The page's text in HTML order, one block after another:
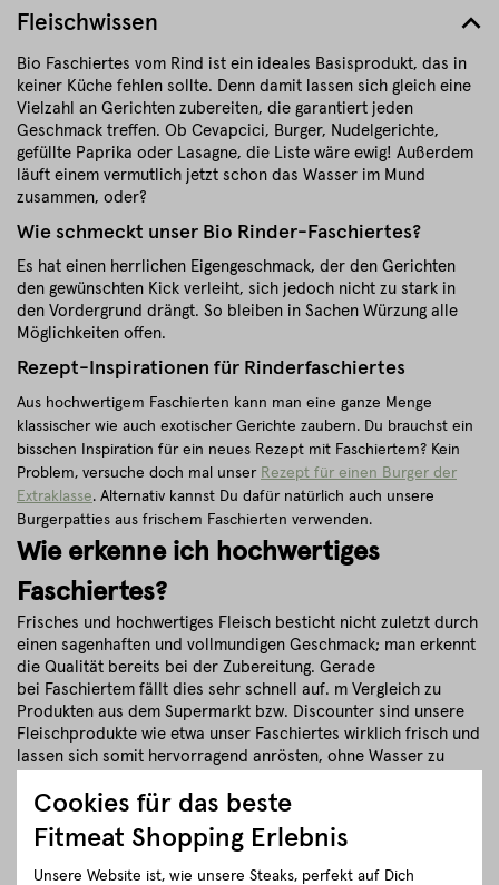
Fleischwissen
Bio Faschiertes vom Rind ist ein ideales Basisprodukt, das in
keiner Küche fehlen sollte. Denn damit lassen sich gleich eine
Vielzahl an Gerichten zubereiten, die garantiert jeden
Geschmack treffen. Ob Cevapcici, Burger, Nudelgerichte,
gefüllte Paprika oder Lasagne, die Liste wäre ewig! Außerdem
läuft einem vermutlich jetzt schon das Wasser im Mund
zusammen, oder?
Wie schmeckt unser Bio Rinder-Faschiertes?
Es hat einen herrlichen Eigengeschmack, der den Gerichten
den gewünschten Kick verleiht, sich jedoch nicht zu stark in
den Vordergrund drängt. So bleiben in Sachen Würzung alle
Möglichkeiten offen.
Rezept-Inspirationen für Rinderfaschiertes
Aus hochwertigem Faschierten kann man eine ganze Menge
klassischer wie auch exotischer Gerichte zaubern. Du brauchst ein
bisschen Inspiration für ein neues Rezept mit Faschiertem? Kein
Problem, versuche doch mal unser Rezept für einen Burger der
Extraklasse. Alternativ kannst Du dafür natürlich auch unsere
Burgerpatties aus frischem Faschierten verwenden.
Wie erkenne ich hochwertiges
Faschiertes?
Frisches und hochwertiges Fleisch besticht nicht zuletzt durch
einen sagenhaften und vollmundigen Geschmack; man erkennt
die Qualität bereits bei der Zubereitung. Gerade
bei Faschiertem fällt dies sehr schnell auf. m Vergleich zu
Produkten aus dem Supermarkt bzw. Discounter sind unsere
Fleischprodukte wie etwa unser Faschiertes wirklich frisch und
lassen sich somit hervorragend anrösten, ohne Wasser zu
Weitere Faktoren, die vor allem bei hochwertigem Faschiertem
ins Auge fallen, sind die Farbe und Haltbarkeit. Denn
"unbehandeltes" Faschiertes bleibt nicht rot, sondern
bekommt eine gräuliche Färbung. Das ist auch völlig normal.
Cookies für das beste
Fitmeat Shopping Erlebnis
Unsere Website ist, wie unsere Steaks, perfekt auf Dich